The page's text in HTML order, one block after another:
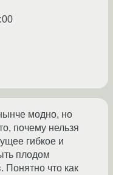
модно, но
почему нельзя
гибкое и
плодом
что как